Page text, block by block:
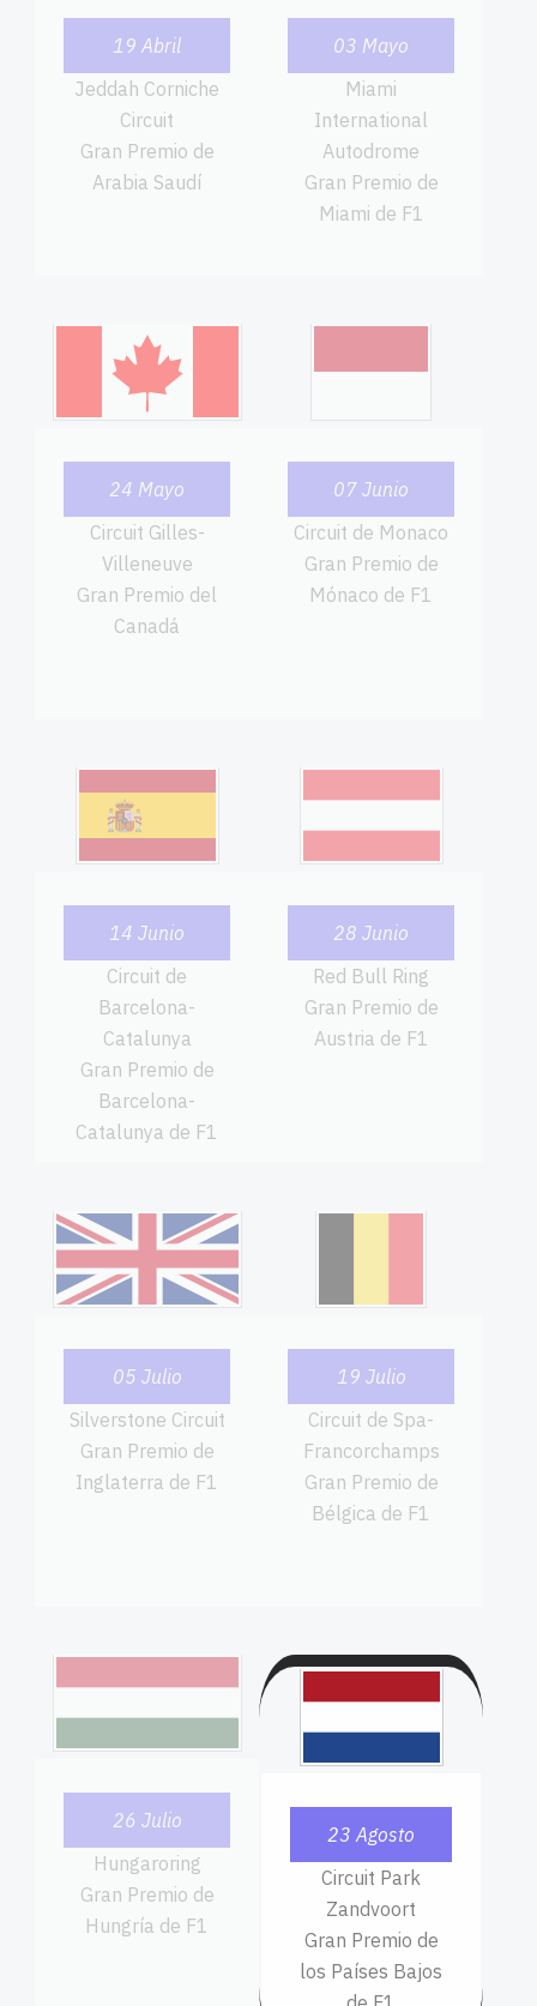
19 Abril
Jeddah Corniche
Circuit
Gran Premio de
Arabia Saudí
03 Mayo
Miami
International
Autodrome
Gran Premio de
Miami de F1
24 Mayo
Circuit Gilles-
Villeneuve
Gran Premio del
Canadá
07 Junio
Circuit de Monaco
Gran Premio de
Mónaco de F1
14 Junio
Circuit de
Barcelona-
Catalunya
Gran Premio de
Barcelona-
Catalunya de F1
28 Junio
Red Bull Ring
Gran Premio de
Austria de F1
05 Julio
Silverstone Circuit
Gran Premio de
Inglaterra de F1
19 Julio
Circuit de Spa-
Francorchamps
Gran Premio de
Bélgica de F1
26 Julio
Hungaroring
Gran Premio de
Hungría de F1
23 Agosto
Circuit Park
Zandvoort
Gran Premio de
los Países Bajos